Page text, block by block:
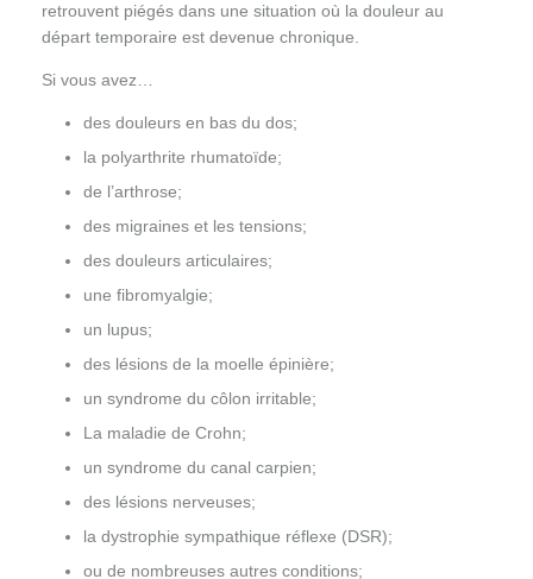
retrouvent piégés dans une situation où la douleur au
départ temporaire est devenue chronique.
Si vous avez…
des douleurs en bas du dos;
la polyarthrite rhumatoïde;
de l’arthrose;
des migraines et les tensions;
des douleurs articulaires;
une fibromyalgie;
un lupus;
des lésions de la moelle épinière;
un syndrome du côlon irritable;
La maladie de Crohn;
un syndrome du canal carpien;
des lésions nerveuses;
la dystrophie sympathique réflexe (DSR);
ou de nombreuses autres conditions;